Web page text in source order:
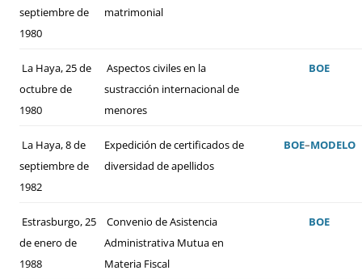
septiembre de
1980
matrimonial
La Haya, 25 de
octubre de
1980
Aspectos civiles en la
sustracción internacional de
menores
BOE
La Haya, 8 de
septiembre de
1982
Expedición de certificados de
diversidad de apellidos
BOE–MODELO
Estrasburgo, 25
de enero de
1988
Convenio de Asistencia
Administrativa Mutua en
Materia Fiscal
BOE